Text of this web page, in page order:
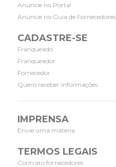
Anuncie no Portal
Anuncie no Guia de Fornecedores
CADASTRE-SE
Franqueado
Franqueador
Fornecedor
Quero receber informações
IMPRENSA
Envie uma matéria
TERMOS LEGAIS
Contrato fornecedores